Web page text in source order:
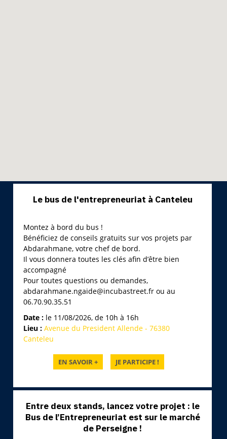
Le bus de l'entrepreneuriat à Canteleu
Montez à bord du bus !
Bénéficiez de conseils gratuits sur vos projets par
Abdarahmane, votre chef de bord.
Il vous donnera toutes les clés afin d’être bien
accompagné
Pour toutes questions ou demandes,
abdarahmane.ngaide@incubastreet.fr ou au
06.70.90.35.51
Date : le 11/08/2026, de 10h à 16h
Lieu : Avenue du President Allende - 76380
Canteleu
Entre deux stands, lancez votre projet : le
Bus de l’Entrepreneuriat est sur le marché
de Perseigne !